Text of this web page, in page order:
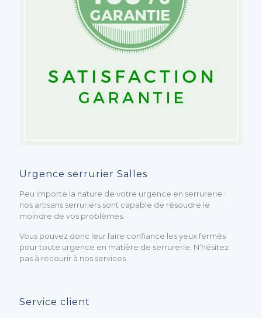
Urgence serrurier Salles
Peu importe la nature de votre urgence en serrurerie :
nos artisans serruriers sont capable de résoudre le
moindre de vos problèmes.
Vous pouvez donc leur faire confiance les yeux fermés
pour toute urgence en matière de serrurerie. N’hésitez
pas à recourir à nos services
Service client